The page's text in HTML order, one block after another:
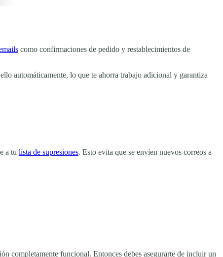
como confirmaciones de pedido y restablecimientos de
automáticamente, lo que te ahorra trabajo adicional y garantiza
a tu lista de supresiones. Esto evita que se envíen nuevos correos a
completamente funcional. Entonces debes asegurarte de incluir un